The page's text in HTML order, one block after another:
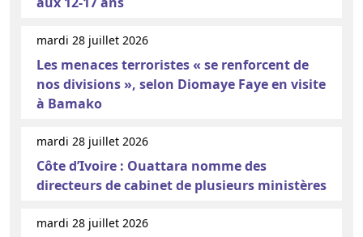
mardi 28 juillet 2026
Les menaces terroristes « se renforcent de
nos divisions », selon Diomaye Faye en visite
à Bamako
mardi 28 juillet 2026
Côte d’Ivoire : Ouattara nomme des
directeurs de cabinet de plusieurs ministères
mardi 28 juillet 2026